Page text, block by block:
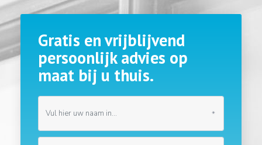
Gratis en vrijblijvend
persoonlijk advies op
maat bij u thuis.
*